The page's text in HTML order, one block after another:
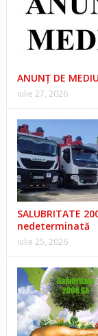
ANUNŢ DE MEDIU
iulie 27, 2026
SALUBRITATE
nedeterminată
iulie 25, 2026